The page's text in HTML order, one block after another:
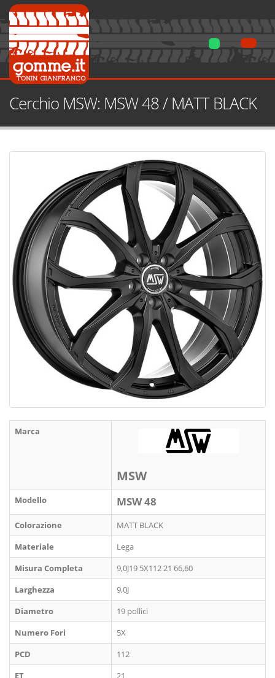
Cerchio MSW: MSW 48 / MATT BLACK
Marca
MSW
Modello MSW 48
Colorazione
MATT BLACK
Materiale
Lega
Misura Completa
9,0J19 5X112 21 66,60
Larghezza
9,0J
Diametro
19 pollici
Numero Fori
5X
PCD
112
ET
21